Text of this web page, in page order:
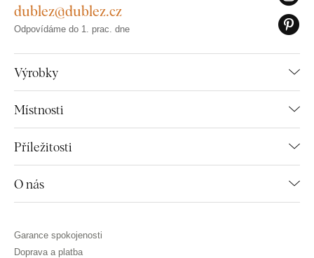
Výrobky
Místnosti
Příležitosti
O nás
dublez@dublez.cz
Odpovídáme do 1. prac. dne
Garance spokojenosti
Doprava a platba